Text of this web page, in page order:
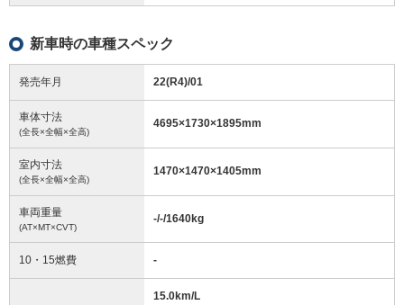
新車時の車種スペック
発売年月 22(R4)/01
車体寸法
(全長×全幅×全高)
4695×1730×1895mm
室内寸法
(全長×全幅×全高)
1470×1470×1405mm
車両重量
(AT×MT×CVT)
-/-/1640kg
10・15燃費 -
15.0km/L